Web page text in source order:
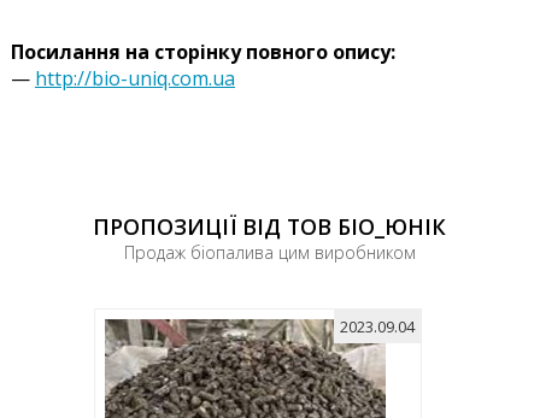
Посилання на сторінку повного опису:
— http://bio-uniq.com.ua
ПРОПОЗИЦІЇ ВІД ТОВ БІО_ЮНІК
Продаж біопалива цим виробником
2023.09.04